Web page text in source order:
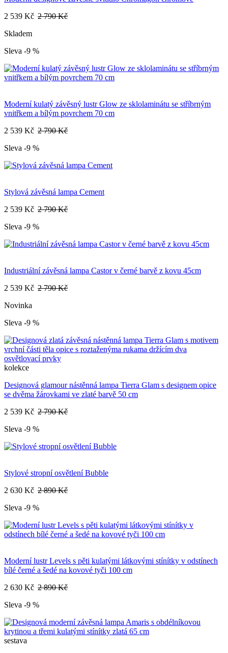
2 539 Kč 2 790 Kč
Skladem
Sleva -9 %
Moderní kulatý závěsný lustr Glow ze sklolaminátu se stříbrným
vnitřkem a bílým povrchem 70 cm
2 539 Kč 2 790 Kč
Sleva -9 %
Stylová závěsná lampa Cement
2 539 Kč 2 790 Kč
Sleva -9 %
Industriální závěsná lampa Castor v černé barvě z kovu 45cm
2 539 Kč 2 790 Kč
Novinka
Sleva -9 %
kolekce
Designová glamour nástěnná lampa Tierra Glam s designem opice
se dvěma žárovkami ve zlaté barvě 50 cm
2 539 Kč 2 790 Kč
Sleva -9 %
Stylové stropní osvětlení Bubble
2 630 Kč 2 890 Kč
Sleva -9 %
Moderní lustr Levels s pěti kulatými látkovými stínítky v odstínech
bílé černé a šedé na kovové tyči 100 cm
2 630 Kč 2 890 Kč
Sleva -9 %
sestava